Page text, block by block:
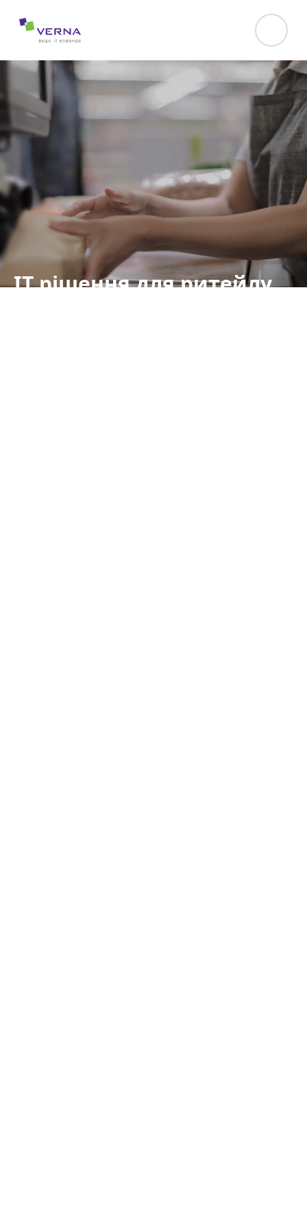
IT рішення для ритейлу